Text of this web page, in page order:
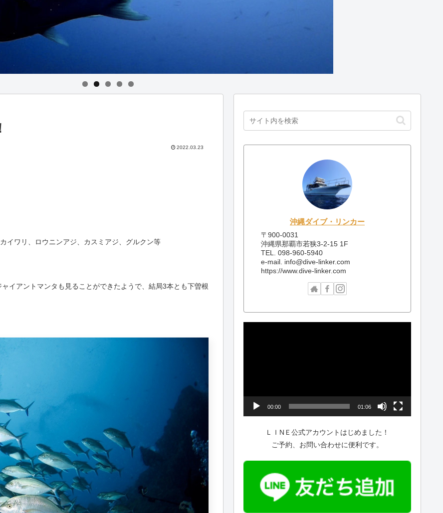
2022.03.23
イワリ、ロウニンアジ、カスミアジ、グルクン等
イアントマンタも見ることができたようで、結局3本とも下曽根
沖縄ダイブ・リンカー
〒900-0031
沖縄県那覇市若狭3-2-15 1F
TEL. 098-960-5940
e-mail. info@dive-linker.com
https://www.dive-linker.com
00:00 01:06
ＬＩNＥ公式アカウントはじめました！
ご予約、お問い合わせに便利です。